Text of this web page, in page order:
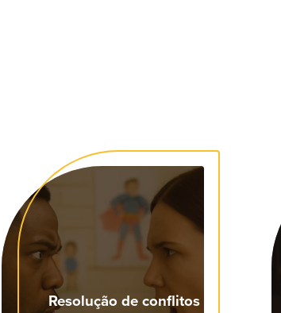
Resolução de conflitos